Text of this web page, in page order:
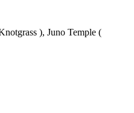
), Juno Temple (